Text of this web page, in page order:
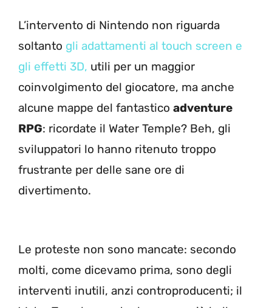
L’intervento di Nintendo non riguarda
soltanto gli adattamenti al touch screen e
gli effetti 3D, utili per un maggior
coinvolgimento del giocatore, ma anche
alcune mappe del fantastico adventure
RPG: ricordate il Water Temple? Beh, gli
sviluppatori lo hanno ritenuto troppo
frustrante per delle sane ore di
divertimento.
Le proteste non sono mancate: secondo
molti, come dicevamo prima, sono degli
interventi inutili, anzi controproducenti; il